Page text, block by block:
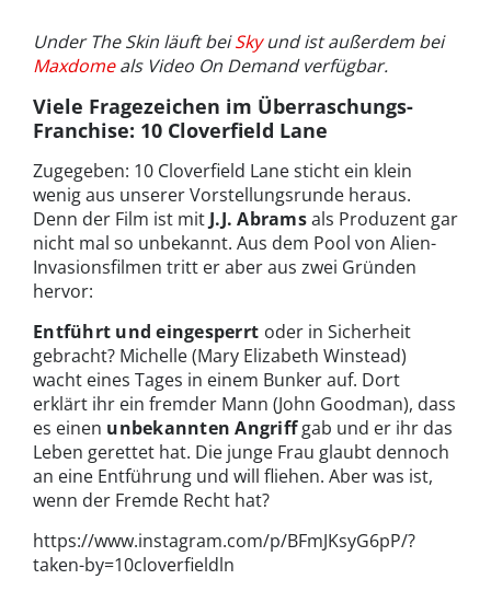
Under The Skin läuft beiSkyund ist außerdem bei
Maxdomeals Video On Demand verfügbar.
Viele Fragezeichen im Überraschungs-
Franchise: 10 Cloverfield Lane
Zugegeben: 10 Cloverfield Lane sticht ein klein
wenig aus unserer Vorstellungsrunde heraus.
Denn der Film ist mit J.J. Abramsals Produzent gar
nicht mal so unbekannt. Aus dem Pool von Alien-
Invasionsfilmen tritt er aber aus zwei Gründen
hervor:
Entführt und eingesperrt oder in Sicherheit
gebracht? Michelle (Mary Elizabeth Winstead)
wacht eines Tages in einem Bunker auf. Dort
erklärt ihr ein fremder Mann (John Goodman), dass
es einen unbekannten Angriffgab und er ihr das
Leben gerettet hat. Die junge Frau glaubt dennoch
an eine Entführung und will fliehen. Aber was ist,
wenn der Fremde Recht hat?
https://www.instagram.com/p/BFmJKsyG6pP/?
taken-by=10cloverfieldln